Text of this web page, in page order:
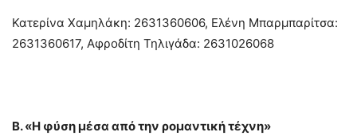
Κατερίνα Χαμηλάκη: 2631360606, Ελένη Μπαρμπαρίτσα:
2631360617, Αφροδίτη Τηλιγάδα: 2631026068
Β.«Η φύση μέσα από την ρομαντική τέχνη»